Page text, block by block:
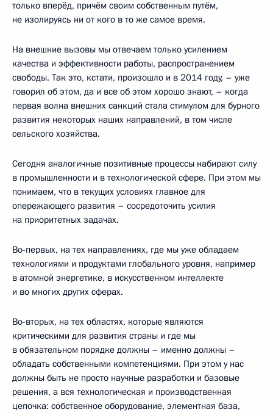
только вперёд, причём своим собственным путём,
не изолируясь ни от кого в то же самое время.
На внешние вызовы мы отвечаем только усилением
качества и эффективности работы, распространением
свободы. Так это, кстати, произошло и в 2014 году, – уже
говорил об этом, да и все об этом хорошо знают, – когда
первая волна внешних санкций стала стимулом для бурного
развития некоторых наших направлений, в том числе
сельского хозяйства.
Сегодня аналогичные позитивные процессы набирают силу
в промышленности и в технологической сфере. При этом мы
понимаем, что в текущих условиях главное для
опережающего развития – сосредоточить усилия
на приоритетных задачах.
Во-первых, на тех направлениях, где мы уже обладаем
технологиями и продуктами глобального уровня, например
в атомной энергетике, в искусственном интеллекте
и во многих других сферах.
Во-вторых, на тех областях, которые являются
критическими для развития страны и где мы
в обязательном порядке должны – именно должны –
обладать собственными компетенциями. При этом у нас
должны быть не просто научные разработки и базовые
решения, а вся технологическая и производственная
цепочка: собственное оборудование, элементная база,